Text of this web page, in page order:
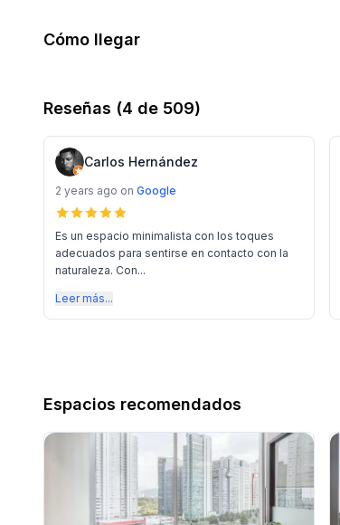
Cómo llegar
Reseñas (4 de 509)
Carlos Hernández
2 years ago on Google
Es un espacio minimalista con los toques
adecuados para sentirse en contacto con la
naturaleza. Con...
Leer más...
Espacios recomendados